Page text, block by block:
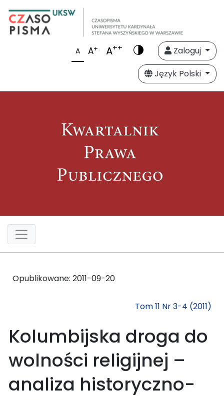
A A+ A++
Zaloguj
Język Polski
Opublikowane: 2011-09-20
Tom 11 Nr 3-4 (2011)
Kolumbijska droga do
wolności religijnej –
analiza historyczno-